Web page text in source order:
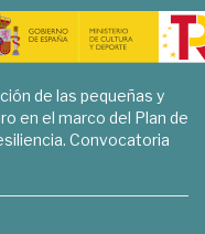
de las pequeñas y
en el marco del Plan de
Convocatoria